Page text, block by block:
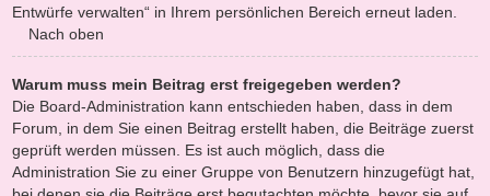
Entwürfe verwalten“ in Ihrem persönlichen Bereich erneut laden.
Nach oben
Warum muss mein Beitrag erst freigegeben werden?
Die Board-Administration kann entschieden haben, dass in dem
Forum, in dem Sie einen Beitrag erstellt haben, die Beiträge zuerst
geprüft werden müssen. Es ist auch möglich, dass die
Administration Sie zu einer Gruppe von Benutzern hinzugefügt hat,